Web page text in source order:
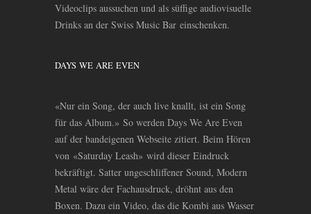
Videoclips aussuchen und als süffige audiovisuelle
Drinks an der Swiss Music Bar einschenken.
DAYS WE ARE EVEN
«Nur ein Song, der auch live knallt, ist ein Song
für das Album.» So werden Days We Are Even
auf der bandeigenen Webseite zitiert. Beim Hören
von «Saturday Leash» wird dieser Eindruck
bekräftigt. Satter ungeschliffener Sound, Modern
Metal wäre der Fachausdruck, dröhnt aus den
Boxen. Dazu ein Video, das die Kombi aus Wasser